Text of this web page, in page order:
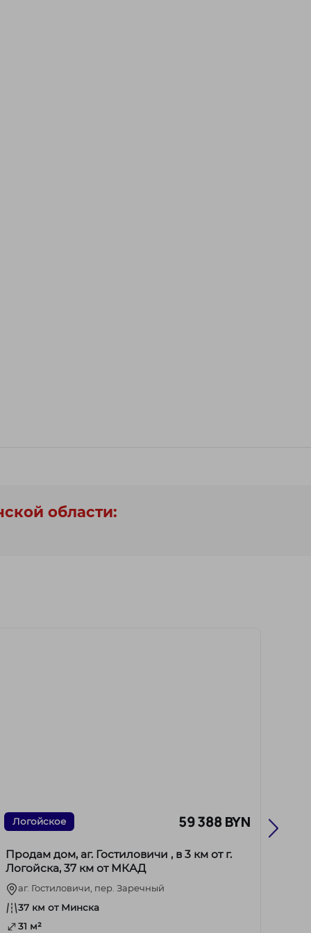
области:
Логойское 59 388 BYN
Продам дом, аг. Гостиловичи , в 3 км от г.
Логойска, 37 км от МКАД
аг. Гостиловичи, пер. Заречный
37 км от Минска
31 м²